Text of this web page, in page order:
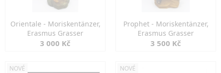
Orientale - Moriskentänzer,
Erasmus Grasser
3 000 Kč
Prophet - Moriskentänzer,
Erasmus Grasser
3 500 Kč
NOVÉ NOVÉ